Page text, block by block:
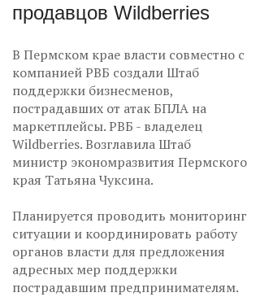
продавцов Wildberries
В Пермском крае власти совместно с
компанией РВБ создали Штаб
поддержки бизнесменов,
пострадавших от атак БПЛА на
маркетплейсы. РВБ - владелец
Wildberries. Возглавила Штаб
министр экономразвития Пермского
края Татьяна Чуксина.
Планируется проводить мониторинг
ситуации и координировать работу
органов власти для предложения
адресных мер поддержки
пострадавшим предпринимателям.